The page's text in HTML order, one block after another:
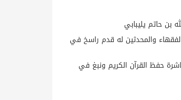
بن حاتم يليبابي
من كبار الفقهاء والمحدثين له قدم راسخ في
حفظ القرآن الكريم ونبغ في